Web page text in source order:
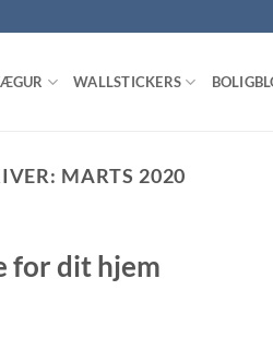
WALLSTICKERS
MARTS 2020
for dit hjem